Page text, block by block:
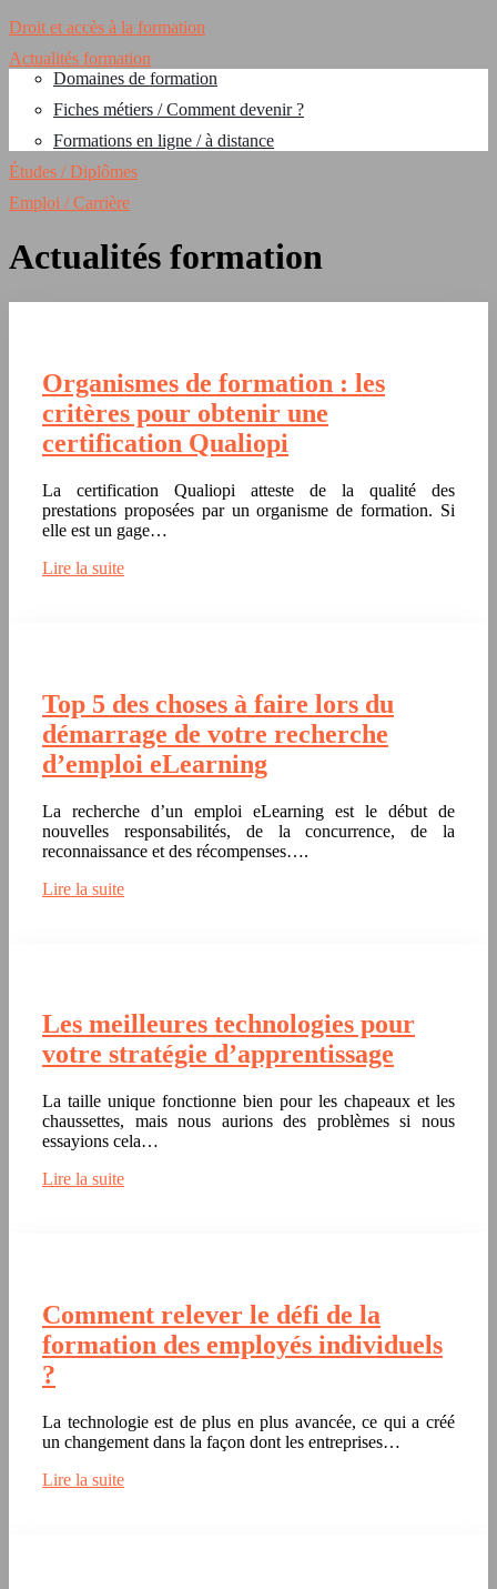
Droit et accès à la formation
Actualités formation
Domaines de formation
Fiches métiers / Comment devenir ?
Formations en ligne / à distance
Études / Diplômes
Emploi / Carrière
Actualités formation
Organismes de formation : les
critères pour obtenir une
certification Qualiopi
La certification Qualiopi atteste de la qualité des
prestations proposées par un organisme de formation. Si
elle est un gage…
Lire la suite
Top 5 des choses à faire lors du
démarrage de votre recherche
d’emploi eLearning
La recherche d’un emploi eLearning est le début de
nouvelles responsabilités, de la concurrence, de la
reconnaissance et des récompenses….
Lire la suite
Les meilleures technologies pour
votre stratégie d’apprentissage
La taille unique fonctionne bien pour les chapeaux et les
chaussettes, mais nous aurions des problèmes si nous
essayions cela…
Lire la suite
Comment relever le défi de la
formation des employés individuels
?
La technologie est de plus en plus avancée, ce qui a créé
un changement dans la façon dont les entreprises…
Lire la suite